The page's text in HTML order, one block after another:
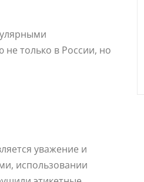
только в России, но
уважение и
использовании